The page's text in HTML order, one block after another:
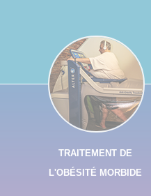
TRAITEMENT DE
L'OBÉSITÉ MORBIDE